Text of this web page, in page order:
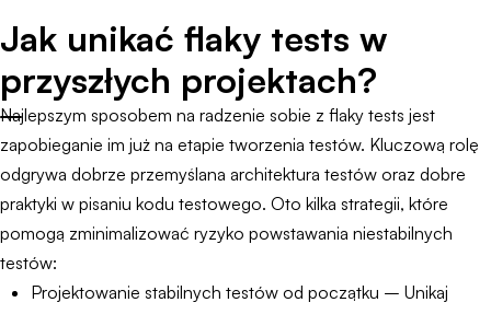
Jak unikać flaky tests w
przyszłych projektach?
Najlepszym sposobem na radzenie sobie z flaky tests jest
zapobieganie im już na etapie tworzenia testów. Kluczową rolę
odgrywa dobrze przemyślana architektura testów oraz dobre
praktyki w pisaniu kodu testowego. Oto kilka strategii, które
pomogą zminimalizować ryzyko powstawania niestabilnych
testów:
Projektowanie stabilnych testów od początku – Unikaj